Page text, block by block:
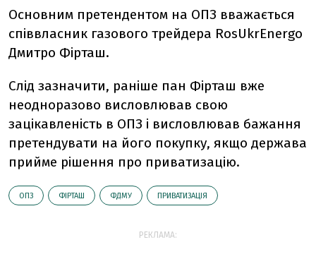
Основним претендентом на ОПЗ вважається
співвласник газового трейдера RosUkrEnergo
Дмитро Фірташ.
Слід зазначити, раніше пан Фірташ вже
неодноразово висловлював свою
зацікавленість в ОПЗ і висловлював бажання
претендувати на його покупку, якщо держава
прийме рішення про приватизацію.
ОПЗ ФІРТАШ ФДМУ ПРИВАТИЗАЦІЯ
РЕКЛАМА: